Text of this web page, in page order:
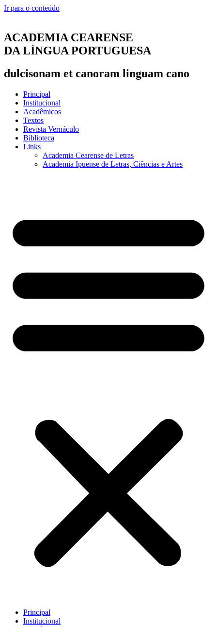
Ir para o conteúdo
ACADEMIA CEARENSE
DA LÍNGUA PORTUGUESA
dulcisonam et canoram linguam cano
Principal
Institucional
Acadêmicos
Textos
Revista Vernáculo
Biblioteca
Links
Academia Cearense de Letras
Academia Ipuense de Letras, Ciências e Artes
Principal
Institucional